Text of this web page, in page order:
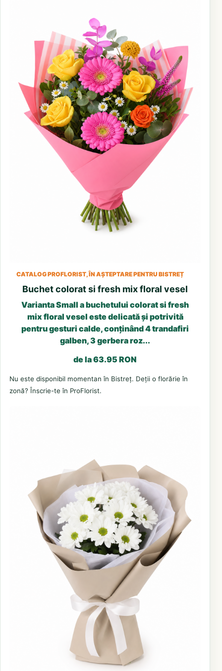
CATALOG PROFLORIST, ÎN AȘTEPTARE PENTRU BISTREȚ
Buchet colorat si fresh mix floral vesel
Varianta Small a buchetului colorat si fresh
mix floral vesel este delicată și potrivită
pentru gesturi calde, conținând 4 trandafiri
galben, 3 gerbera roz...
de la 63.95 RON
Nu este disponibil momentan în Bistreț. Deții o florărie în
zonă? Înscrie-te în ProFlorist.